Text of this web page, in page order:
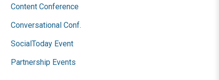
Content Conference
Conversational Conf.
SocialToday Event
Partnership Events